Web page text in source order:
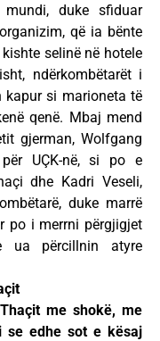
duke sfiduar
që ia bënte
selinë në hotele
ndërkombëtarët i
kapur si marioneta të
qenë. Mbaj mend
gjerman, Wolfgang
UÇK-në, si po e
dhe Kadri Veseli,
duke marrë
po i merrni përgjigjet
ua përcillnin atyre
me shokë, me
se edhe sot e kësaj